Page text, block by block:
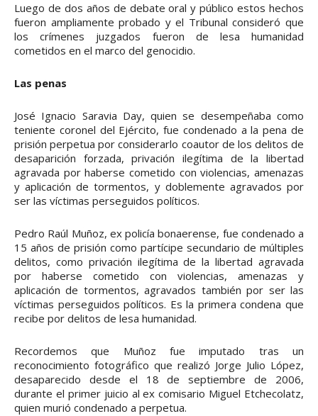
Luego de dos años de debate oral y público estos hechos
fueron ampliamente probado y el Tribunal consideró que
los crímenes juzgados fueron de lesa humanidad
cometidos en el marco del genocidio.
Las penas
José Ignacio Saravia Day, quien se desempeñaba como
teniente coronel del Ejército, fue condenado a la pena de
prisión perpetua por considerarlo coautor de los delitos de
desaparición forzada, privación ilegítima de la libertad
agravada por haberse cometido con violencias, amenazas
y aplicación de tormentos, y doblemente agravados por
ser las víctimas perseguidos políticos.
Pedro Raúl Muñoz, ex policía bonaerense, fue condenado a
15 años de prisión como partícipe secundario de múltiples
delitos, como privación ilegítima de la libertad agravada
por haberse cometido con violencias, amenazas y
aplicación de tormentos, agravados también por ser las
víctimas perseguidos políticos. Es la primera condena que
recibe por delitos de lesa humanidad.
Recordemos que Muñoz fue imputado tras un
reconocimiento fotográfico que realizó Jorge Julio López,
desaparecido desde el 18 de septiembre de 2006,
durante el primer juicio al ex comisario Miguel Etchecolatz,
quien murió condenado a perpetua.